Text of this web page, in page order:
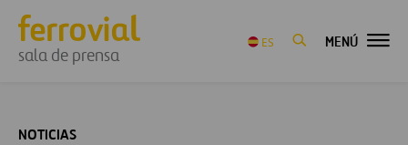
sala de prensa
ES MENÚ
NOTICIAS